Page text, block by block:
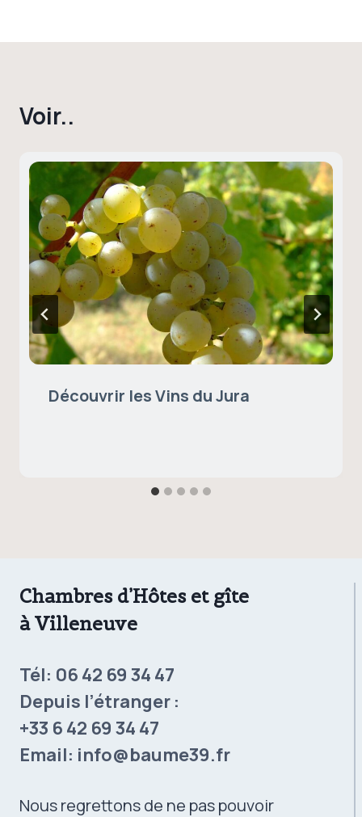
Voir..
Découvrir les Vins du Jura
Chambres d’Hôtes et gîte
à Villeneuve
Tél: 06 42 69 34 47
Depuis l’étranger :
+33 6 42 69 34 47
Email: info@baume39.fr
Nous regrettons de ne pas pouvoir